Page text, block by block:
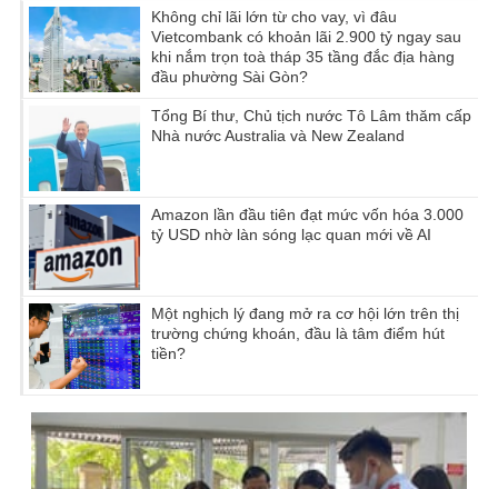
Không chỉ lãi lớn từ cho vay, vì đâu
Vietcombank có khoản lãi 2.900 tỷ ngay sau
khi nắm trọn toà tháp 35 tầng đắc địa hàng
đầu phường Sài Gòn?
Tổng Bí thư, Chủ tịch nước Tô Lâm thăm cấp
Nhà nước Australia và New Zealand
Amazon lần đầu tiên đạt mức vốn hóa 3.000
tỷ USD nhờ làn sóng lạc quan mới về AI
Một nghịch lý đang mở ra cơ hội lớn trên thị
trường chứng khoán, đầu là tâm điểm hút
tiền?